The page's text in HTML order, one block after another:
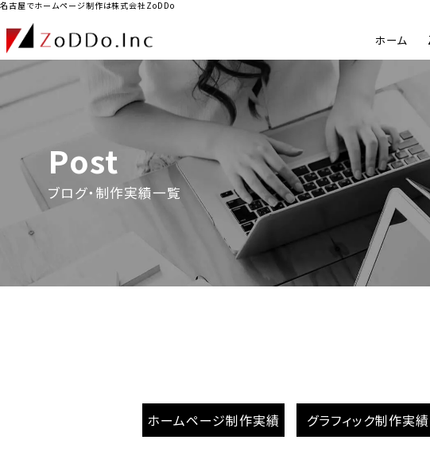
名古屋でホームページ制作は株式会社ZoDDo
ホーム
Post
ブログ・制作実績一覧
ホームページ制作実績 グラフィック制作実績